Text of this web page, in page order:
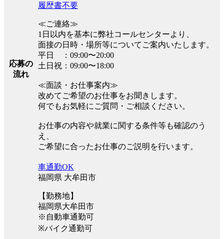
応募の
流れ
履歴書不要
≪ご連絡≫
1日以内を基本に弊社コールセンターより、
面接の日時・場所等についてご案内いたします。
平日 ：09:00〜20:00
土日祝：09:00〜18:00
≪面談・お仕事案内≫
改めてご希望のお仕事をお聞きします。
何でもお気軽にご質問・ご相談ください。
お仕事の内容や就業に関する条件等も確認のう
え、
ご希望に合ったお仕事のご説明を行います。
車通勤OK
福岡県 大牟田市
【勤務地】
福岡県大牟田市
※自動車通勤可
※バイク通勤可